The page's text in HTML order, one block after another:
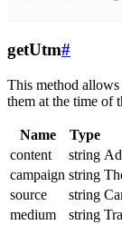
getUtm#
This method
them at the time of
Name Type
content
string
campaign string
source
string
medium
string